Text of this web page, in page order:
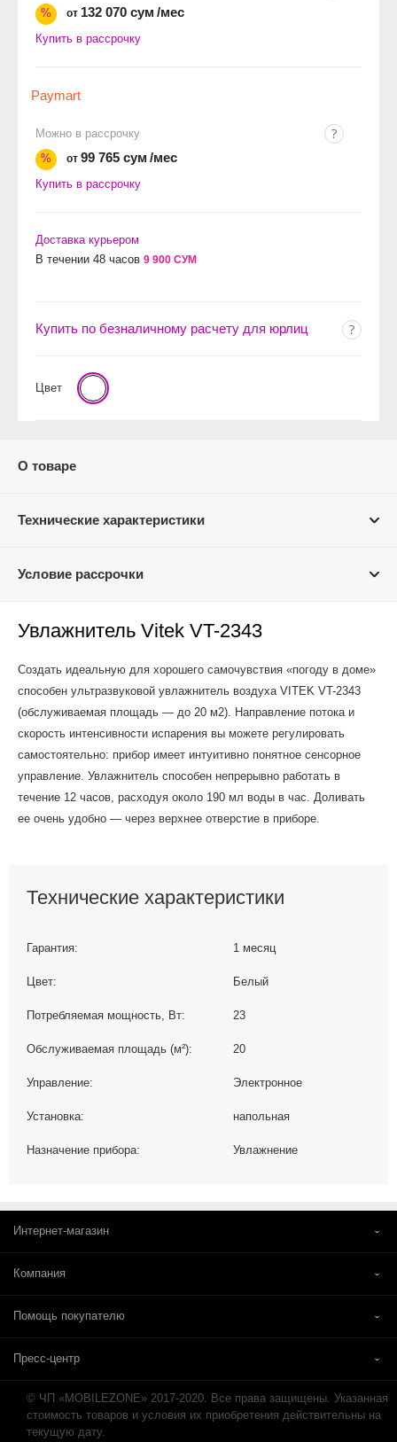
%
от 132 070 сум /мес
Купить в рассрочку
Paymart
Можно в рассрочку
%
от 99 765 сум /мес
Купить в рассрочку
Доставка курьером
В течении 48 часов 9 900 СУМ
Купить по безналичному расчету для юрлиц
Цвет
О товаре
Технические характеристики
Условие рассрочки
Увлажнитель Vitek VT-2343
Создать идеальную для хорошего самочувствия «погоду в доме»
способен ультразвуковой увлажнитель воздуха VITEK VT-2343
(обслуживаемая площадь — до 20 м2). Направление потока и
скорость интенсивности испарения вы можете регулировать
самостоятельно: прибор имеет интуитивно понятное сенсорное
управление. Увлажнитель способен непрерывно работать в
течение 12 часов, расходуя около 190 мл воды в час. Доливать
ее очень удобно — через верхнее отверстие в приборе.
Технические характеристики
Гарантия: 1 месяц
Цвет: Белый
Потребляемая мощность, Вт: 23
Обслуживаемая площадь (м²): 20
Управление: Электронное
Установка: напольная
Назначение прибора: Увлажнение
Интернет-магазин
Компания
Помощь покупателю
Пресс-центр
© ЧП «MOBILEZONE» 2017-2020. Все права защищены. Указанная
стоимость товаров и условия их приобретения действительны на
текущую дату.